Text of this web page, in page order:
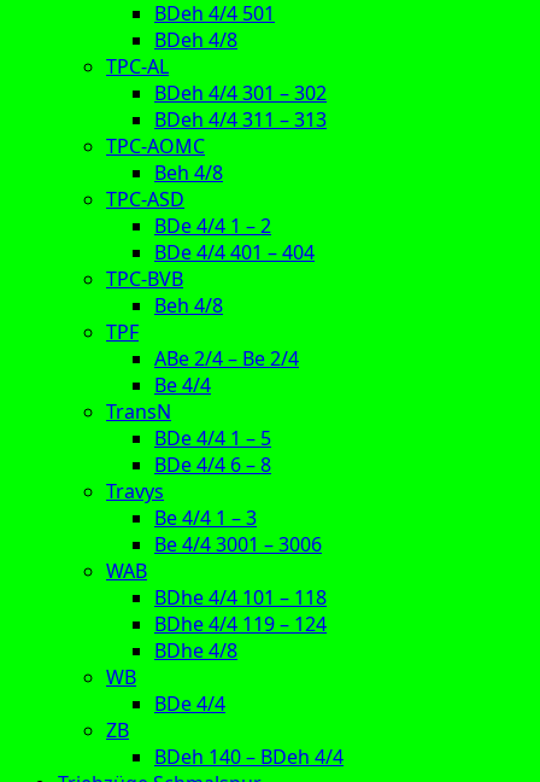
BDeh 4/4 501
BDeh 4/8
TPC-AL
BDeh 4/4 301 – 302
BDeh 4/4 311 – 313
TPC-AOMC
Beh 4/8
TPC-ASD
BDe 4/4 1 – 2
BDe 4/4 401 – 404
TPC-BVB
Beh 4/8
TPF
ABe 2/4 – Be 2/4
Be 4/4
TransN
BDe 4/4 1 – 5
BDe 4/4 6 – 8
Travys
Be 4/4 1 – 3
Be 4/4 3001 – 3006
WAB
BDhe 4/4 101 – 118
BDhe 4/4 119 – 124
BDhe 4/8
WB
BDe 4/4
ZB
BDeh 140 – BDeh 4/4